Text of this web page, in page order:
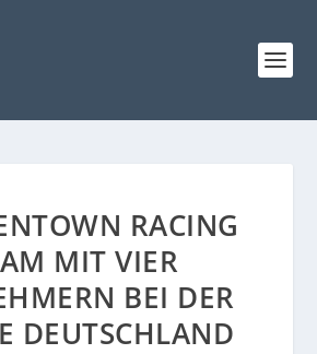
RACING
MIT VIER
BEI DER
DEUTSCHLAND